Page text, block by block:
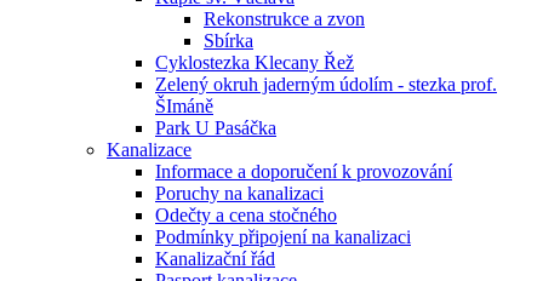
Rekonstrukce a zvon
Sbírka
Cyklostezka Klecany Řež
Zelený okruh jaderným údolím - stezka prof.
ŠImáně
Park U Pasáčka
Kanalizace
Informace a doporučení k provozování
Poruchy na kanalizaci
Odečty a cena stočného
Podmínky připojení na kanalizaci
Kanalizační řád